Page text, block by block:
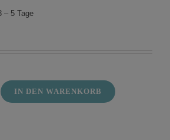
– 5 Tage
IN DEN WARENKORB